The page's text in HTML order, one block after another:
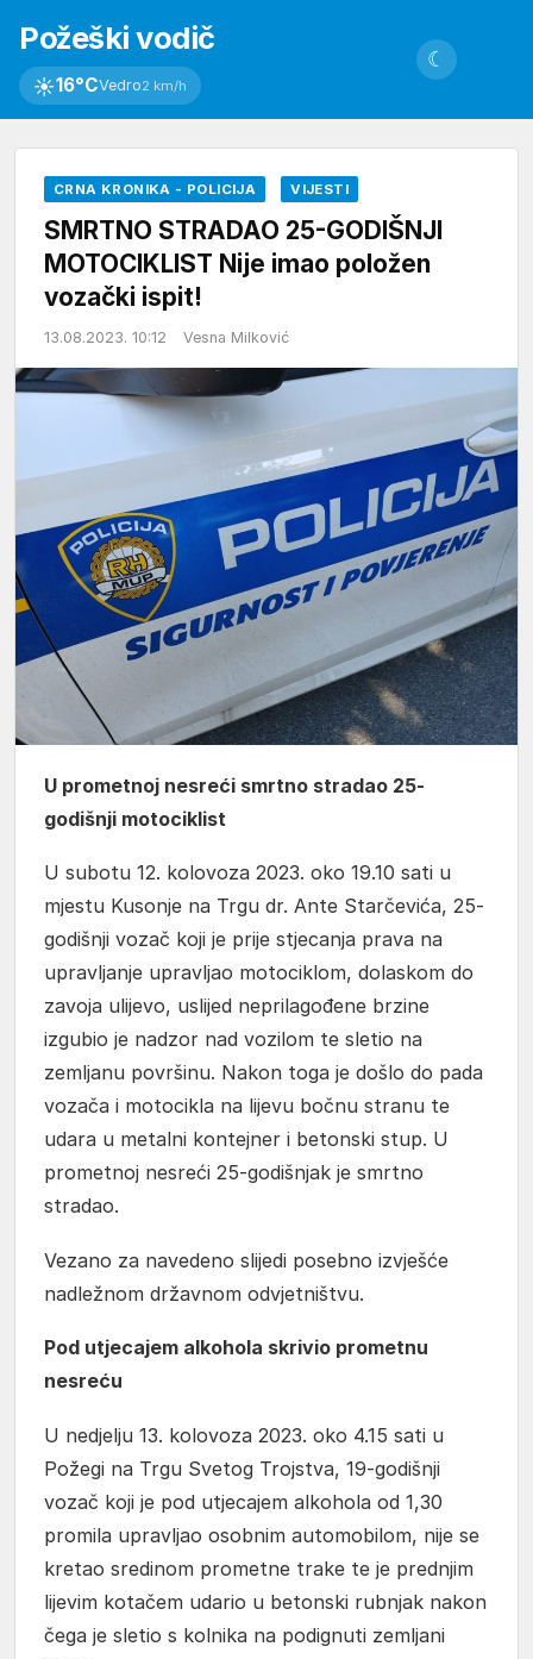
Požeški vodič
☀16°CVedro2 km/h
☾
CRNA KRONIKA - POLICIJA VIJESTI
SMRTNO STRADAO 25-GODIŠNJI
MOTOCIKLIST Nije imao položen
vozački ispit!
13.08.2023. 10:12 Vesna Milković
U prometnoj nesreći smrtno stradao 25-
godišnji motociklist
U subotu 12. kolovoza 2023. oko 19.10 sati u
mjestu Kusonje na Trgu dr. Ante Starčevića, 25-
godišnji vozač koji je prije stjecanja prava na
upravljanje upravljao motociklom, dolaskom do
zavoja ulijevo, uslijed neprilagođene brzine
izgubio je nadzor nad vozilom te sletio na
zemljanu površinu. Nakon toga je došlo do pada
vozača i motocikla na lijevu bočnu stranu te
udara u metalni kontejner i betonski stup. U
prometnoj nesreći 25-godišnjak je smrtno
stradao.
Vezano za navedeno slijedi posebno izvješće
nadležnom državnom odvjetništvu.
Pod utjecajem alkohola skrivio prometnu
nesreću
U nedjelju 13. kolovoza 2023. oko 4.15 sati u
Požegi na Trgu Svetog Trojstva, 19-godišnji
vozač koji je pod utjecajem alkohola od 1,30
promila upravljao osobnim automobilom, nije se
kretao sredinom prometne trake te je prednjim
lijevim kotačem udario u betonski rubnjak nakon
čega je sletio s kolnika na podignuti zemljani